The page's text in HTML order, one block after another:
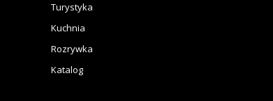
Turystyka
Kuchnia
Rozrywka
Katalog